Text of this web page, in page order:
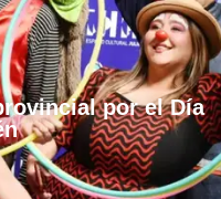
por el Día